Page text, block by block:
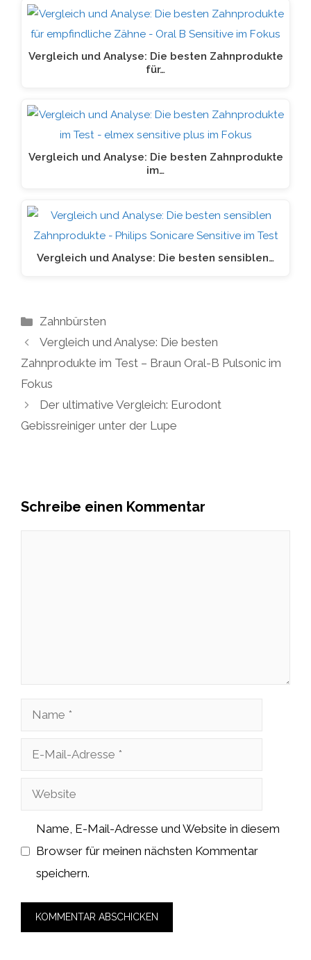
Vergleich und Analyse: Die besten Zahnprodukte
für…
Vergleich und Analyse: Die besten Zahnprodukte
im…
Vergleich und Analyse: Die besten sensiblen…
Kategorien
Zahnbürsten
Vergleich und Analyse: Die besten
Zahnprodukte im Test – Braun Oral-B Pulsonic im
Fokus
Der ultimative Vergleich: Eurodont
Gebissreiniger unter der Lupe
Schreibe einen Kommentar
Name
Adresse
Website
Name, E-Mail-Adresse und Website in diesem
Browser für meinen nächsten Kommentar
speichern.